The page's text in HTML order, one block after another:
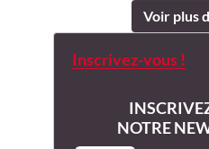
Voir plus
Inscrivez-vous !
NOTRE